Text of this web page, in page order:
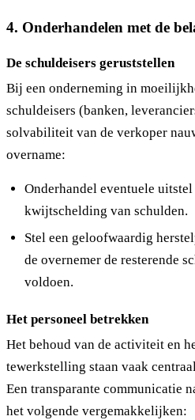
4. Onderhandelen met de
De schuldeisers geruststellen
Bij een onderneming in
schuldeisers (banken,
solvabiliteit van de verkoper
overname:
Onderhandel eventuele
kwijtschelding van schulden.
Stel een geloofwaardig
de overnemer de resterende
voldoen.
Het personeel betrekken
Het behoud van de activiteit en
tewerkstelling staan vaak
Een transparante communicatie
het volgende vergemakkelijken: